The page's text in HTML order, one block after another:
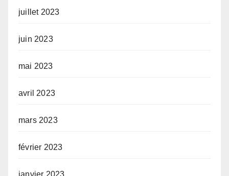
juillet 2023
juin 2023
mai 2023
avril 2023
mars 2023
février 2023